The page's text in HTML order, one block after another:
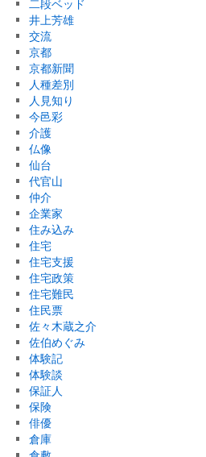
二段ベッド
井上芳雄
交流
京都
京都新聞
人種差別
人見知り
今邑彩
介護
仏像
仙台
代官山
仲介
企業家
住み込み
住宅
住宅支援
住宅政策
住宅難民
住民票
佐々木蔵之介
佐伯めぐみ
体験記
体験談
保証人
保険
俳優
倉庫